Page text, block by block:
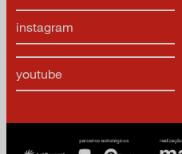
instagram
youtube